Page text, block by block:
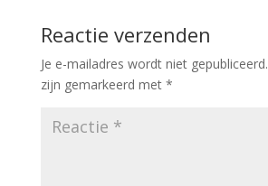
Reactie verzenden
Je e-mailadres wordt niet gepubliceerd.
zijn gemarkeerd met *